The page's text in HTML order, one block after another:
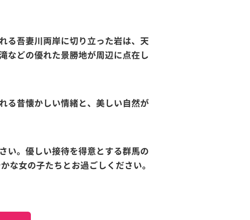
る吾妻川両岸に切り立った岩は、天
などの優れた景勝地が周辺に点在し
る昔懐かしい情緒と、美しい自然が
い。優しい接待を得意とする群馬の
な女の子たちとお過ごしください。